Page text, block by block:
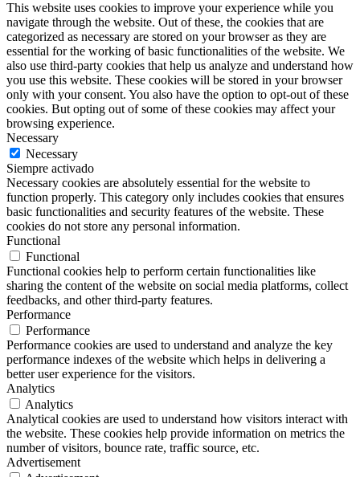
This website uses cookies to improve your experience while you
navigate through the website. Out of these, the cookies that are
categorized as necessary are stored on your browser as they are
essential for the working of basic functionalities of the website. We
also use third-party cookies that help us analyze and understand how
you use this website. These cookies will be stored in your browser
only with your consent. You also have the option to opt-out of these
cookies. But opting out of some of these cookies may affect your
browsing experience.
Necessary
Necessary
Siempre activado
Necessary cookies are absolutely essential for the website to
function properly. This category only includes cookies that ensures
basic functionalities and security features of the website. These
cookies do not store any personal information.
Functional
Functional
Functional cookies help to perform certain functionalities like
sharing the content of the website on social media platforms, collect
feedbacks, and other third-party features.
Performance
Performance
Performance cookies are used to understand and analyze the key
performance indexes of the website which helps in delivering a
better user experience for the visitors.
Analytics
Analytics
Analytical cookies are used to understand how visitors interact with
the website. These cookies help provide information on metrics the
number of visitors, bounce rate, traffic source, etc.
Advertisement